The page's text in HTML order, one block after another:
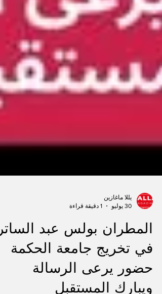
30 يوليو
المطران بولس عبد
في تخريج جامعة الحكمة
حضور يرعى الرسالة